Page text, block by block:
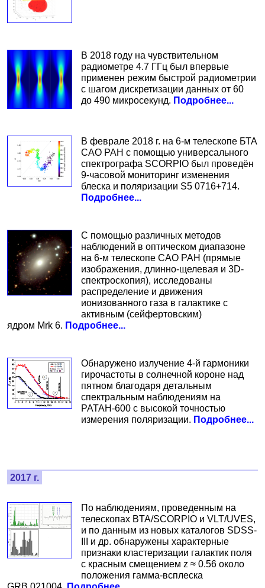
В 2018 году на чувствительном
радиометре 4.7 ГГц был впервые
применен режим быстрой радиометрии
с шагом дискретизации данных от 60
до 490 микросекунд. Подробнее...
В феврале 2018 г. на 6-м телескопе БТА
САО РАН с помощью универсального
спектрографа SCORPIO был проведён
9-часовой мониторинг изменения
блеска и поляризации S5 0716+714.
Подробнее...
С помощью различных методов
наблюдений в оптическом диапазоне
на 6-м телескопе САО РАН (прямые
изображения, длинно-щелевая и 3D-
спектроскопия), исследованы
распределение и движения
ионизованного газа в галактике с
активным (сейфертовским)
ядром Mrk 6. Подробнее...
Обнаружено излучение 4-й гармоники
гирочастоты в солнечной короне над
пятном благодаря детальным
спектральным наблюдениям на
РАТАН-600 с высокой точностью
измерения поляризации. Подробнее...
2017 г.
По наблюдениям, проведенным на
телескопах BTA/SCORPIO и VLT/UVES,
и по данным из новых каталогов SDSS-
III и др. обнаружены характерные
признаки кластеризации галактик поля
с красным смещением z ≈ 0.56 около
положения гамма-всплескa